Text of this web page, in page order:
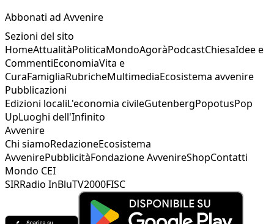
Abbonati ad Avvenire
Sezioni del sito
HomeAttualitàPoliticaMondoAgoràPodcastChiesaIdee e
CommentiEconomiaVita e
CuraFamigliaRubricheMultimediaEcosistema avvenire
Pubblicazioni
Edizioni localiL'economia civileGutenbergPopotusPop
UpLuoghi dell'Infinito
Avvenire
Chi siamoRedazioneEcosistema
AvvenirePubblicitàFondazione AvvenireShopContatti
Mondo CEI
SIRRadio InBluTV2000FISC